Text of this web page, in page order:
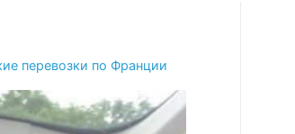
перевозки по Франции